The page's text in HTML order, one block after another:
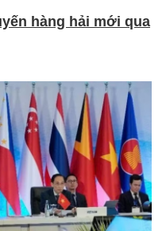
hàng hải mới qua